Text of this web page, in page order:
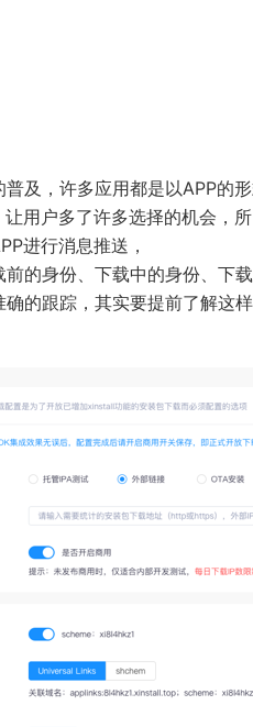
及，许多应用都是以APP的
用户多了许多选择的机会，
进行消息推送，
的身份、下载中的身份、下
确的跟踪，其实要提前了解这